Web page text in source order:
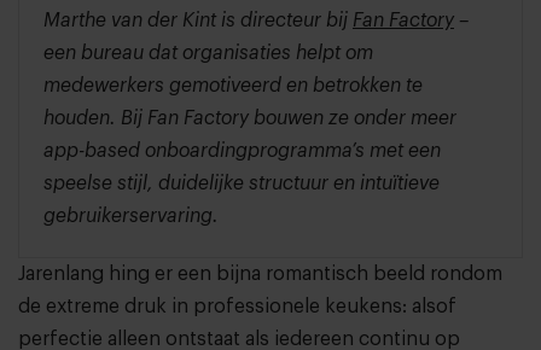
Marthe van der Kint is directeur bij Fan Factory –
een bureau dat organisaties helpt om
medewerkers gemotiveerd en betrokken te
houden. Bij Fan Factory bouwen ze onder meer
app-based onboardingprogramma’s met een
speelse stijl, duidelijke structuur en intuïtieve
gebruikerservaring.
Jarenlang hing er een bijna romantisch beeld rondom
de extreme druk in professionele keukens: alsof
perfectie alleen ontstaat als iedereen continu op